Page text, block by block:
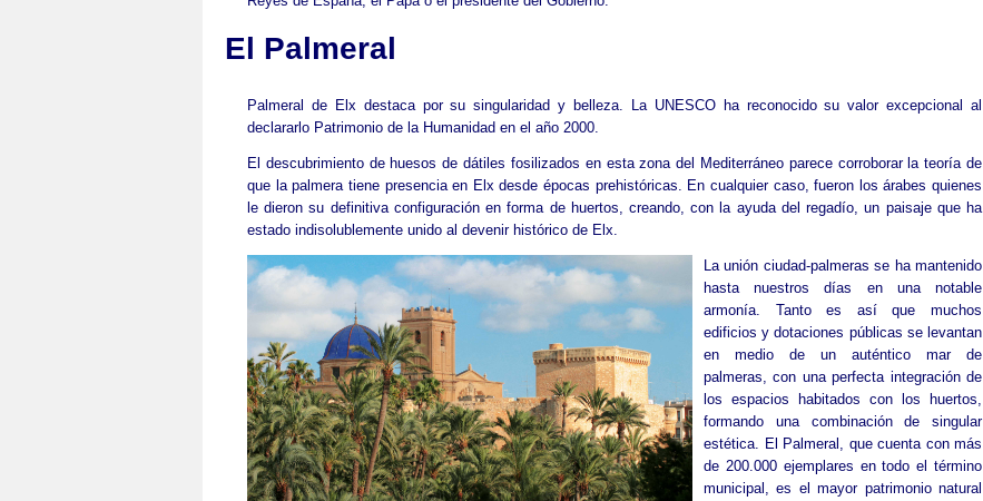
El Palmeral
Palmeral de Elx destaca por su singularidad y belleza. La UNESCO ha reconocido su valor excepcional al
declararlo Patrimonio de la Humanidad en el año 2000.
El descubrimiento de huesos de dátiles fosilizados en esta zona del Mediterráneo parece corroborar la teoría de
que la palmera tiene presencia en Elx desde épocas prehistóricas. En cualquier caso, fueron los árabes quienes
le dieron su definitiva configuración en forma de huertos, creando, con la ayuda del regadío, un paisaje que ha
estado indisolublemente unido al devenir histórico de Elx.
La unión ciudad-palmeras se ha mantenido
hasta nuestros días en una notable
armonía. Tanto es así que muchos
edificios y dotaciones públicas se levantan
en medio de un auténtico mar de
palmeras, con una perfecta integración de
los espacios habitados con los huertos,
formando una combinación de singular
estética. El Palmeral, que cuenta con más
de 200.000 ejemplares en todo el término
municipal, es el mayor patrimonio natural